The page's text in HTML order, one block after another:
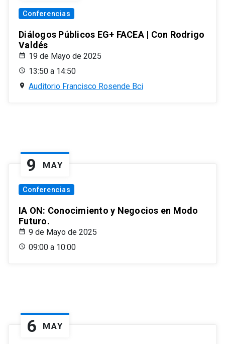
Conferencias
Diálogos Públicos EG+ FACEA | Con Rodrigo
Valdés
19 de Mayo de 2025
13:50 a 14:50
Auditorio Francisco Rosende Bci
9 MAY
Conferencias
IA ON: Conocimiento y Negocios en Modo
Futuro.
9 de Mayo de 2025
09:00 a 10:00
6 MAY